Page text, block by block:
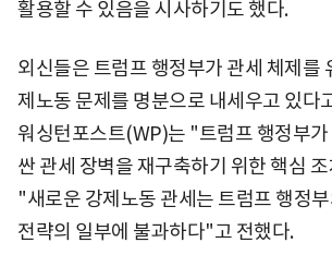
활용할 수 있음을 시사하기도 했다.
외신들은 트럼프 행정부가 관세 체제를
제노동 문제를 명분으로 내세우고 있다
워싱턴포스트(WP)는 "트럼프 행정부가
싼 관세 장벽을 재구축하기 위한 핵심
"새로운 강제노동 관세는 트럼프 행정
전략의 일부에 불과하다"고 전했다.